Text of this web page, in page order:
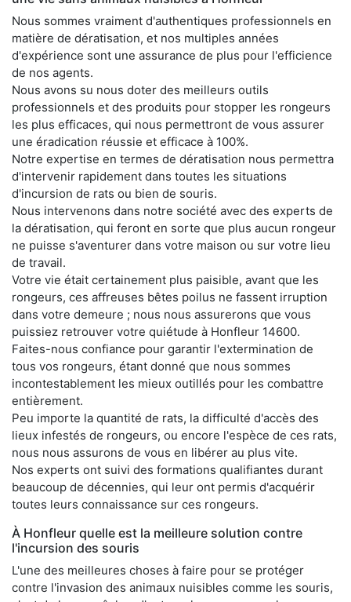
Nous sommes vraiment d'authentiques professionnels en
matière de dératisation, et nos multiples années
d'expérience sont une assurance de plus pour l'efficience
de nos agents.
Nous avons su nous doter des meilleurs outils
professionnels et des produits pour stopper les rongeurs
les plus efficaces, qui nous permettront de vous assurer
une éradication réussie et efficace à 100%.
Notre expertise en termes de dératisation nous permettra
d'intervenir rapidement dans toutes les situations
d'incursion de rats ou bien de souris.
Nous intervenons dans notre société avec des experts de
la dératisation, qui feront en sorte que plus aucun rongeur
ne puisse s'aventurer dans votre maison ou sur votre lieu
de travail.
Votre vie était certainement plus paisible, avant que les
rongeurs, ces affreuses bêtes poilus ne fassent irruption
dans votre demeure ; nous nous assurerons que vous
puissiez retrouver votre quiétude à Honfleur 14600.
Faites-nous confiance pour garantir l'extermination de
tous vos rongeurs, étant donné que nous sommes
incontestablement les mieux outillés pour les combattre
entièrement.
Peu importe la quantité de rats, la difficulté d'accès des
lieux infestés de rongeurs, ou encore l'espèce de ces rats,
nous nous assurons de vous en libérer au plus vite.
Nos experts ont suivi des formations qualifiantes durant
beaucoup de décennies, qui leur ont permis d'acquérir
toutes leurs connaissance sur ces rongeurs.
À Honfleur quelle est la meilleure solution contre
l'incursion des souris
L'une des meilleures choses à faire pour se protéger
contre l'invasion des animaux nuisibles comme les souris,